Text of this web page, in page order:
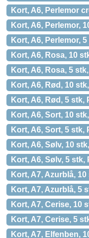
Kort, A6, Perlemor
Kort, A6, Perlemor,
Kort, A6, Perlemor,
Kort, A6, Rosa, 10
Kort, A6, Rosa, 5
Kort, A6, Rød, 10
Kort, A6, Rød, 5
Kort, A6, Sort, 10
Kort, A6, Sort, 5
Kort, A6, Sølv, 10
Kort, A6, Sølv, 5
Kort, A7, Azurblå,
Kort, A7, Azurblå, 5
Kort, A7, Cerise, 10
Kort, A7, Cerise, 5
Kort, A7, Elfenben,